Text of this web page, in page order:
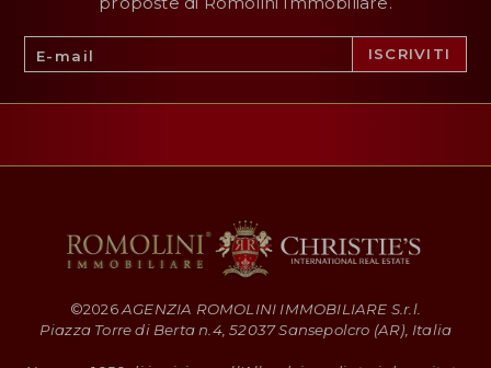
©2026AGENZIA ROMOLINI IMMOBILIARE S.r.l.
Piazza Torre di Berta n.4, 52037 Sansepolcro (AR), Italia